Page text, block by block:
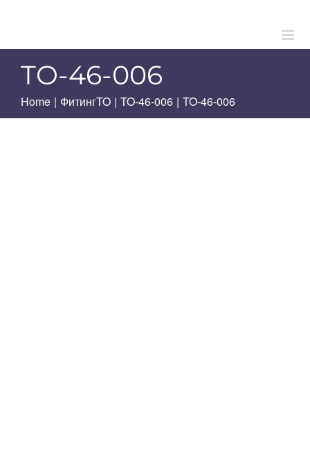
TO-46-006
Home | ФитингTO | TO-46-006 | TO-46-006